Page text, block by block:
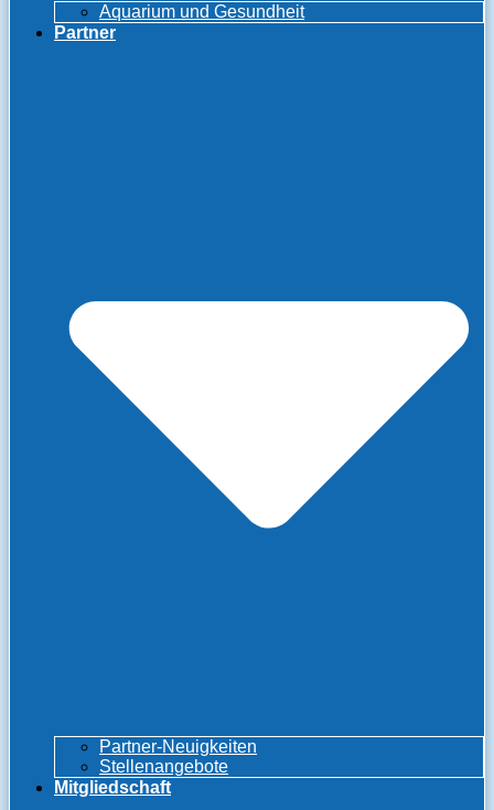
Aquarium und Gesundheit
Partner
Partner-Neuigkeiten
Stellenangebote
Mitgliedschaft